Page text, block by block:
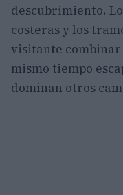
descubrimiento.
costeras y los
visitante
mismo tiempo
dominan otros